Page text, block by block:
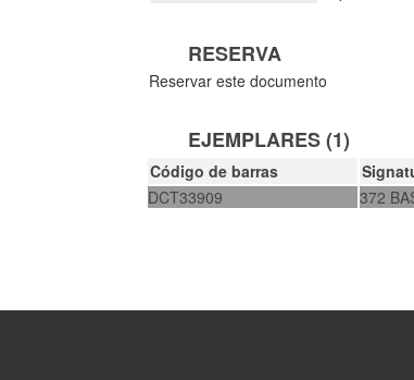
RESERVA
Reservar este documento
EJEMPLARES (1)
Código de barras
DCT33909
372